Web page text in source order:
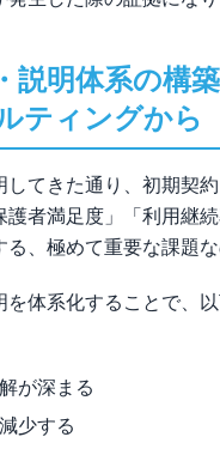
説明体系の構
ティングから
してきた通り、初期契
護者満足度」「利用継
、極めて重要な課題な
を体系化することで、
が深まる
少する